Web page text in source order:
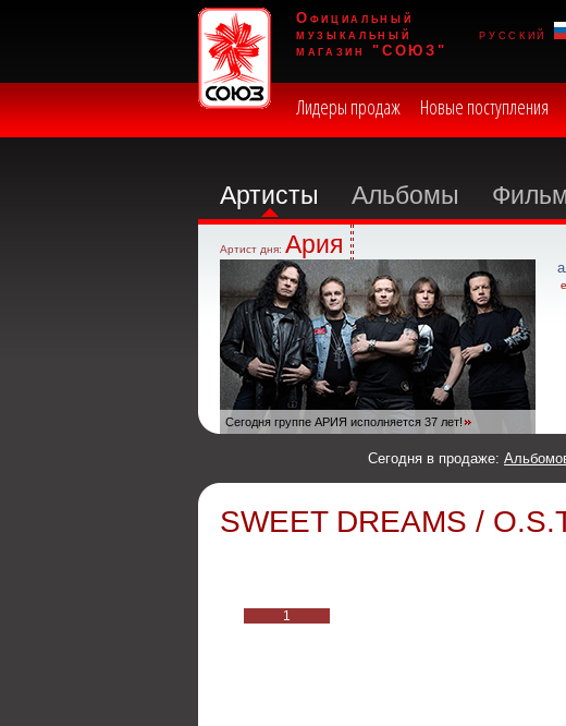
Официальный
музыкальный
магазин "СОЮЗ"
русский
Лидеры продаж Новые поступления
Артисты Альбомы
Артист дня: Ария
Сегодня группе АРИЯ исполняется 37 лет!
Сегодня в продаже:
SWEET DREAMS /
1